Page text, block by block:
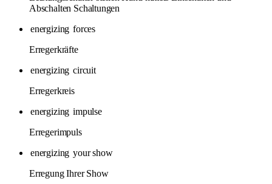
Abschalten Schaltungen
energizing forces
Erregerkräfte
energizing circuit
Erregerkreis
energizing impulse
Erregerimpuls
energizing your show
Erregung Ihrer Show